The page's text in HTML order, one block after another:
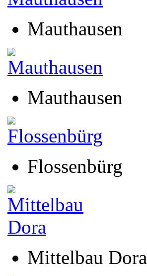
Mauthausen
Mauthausen
Flossenbürg
Mittelbau Dora